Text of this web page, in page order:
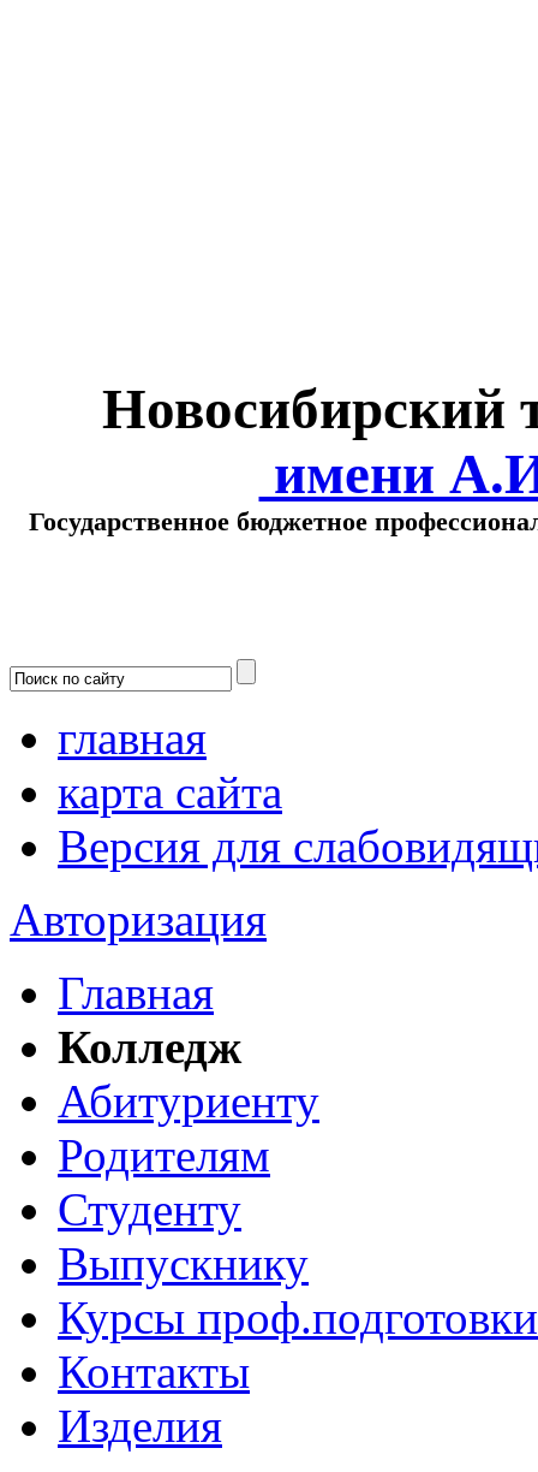
Новосибирский
имени
Государственное бюджетное
главная
карта сайта
Версия для
Авторизация
Главная
Колледж
Абитуриенту
Родителям
Студенту
Выпускнику
Курсы проф.подготовки
Контакты
Изделия